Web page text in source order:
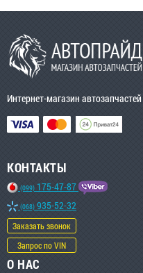
Интернет-магазин автозапчастей
КОНТАКТЫ
(099) 175-47-87
(068) 935-52-32
Заказать звонок
Запрос по VIN
О НАС